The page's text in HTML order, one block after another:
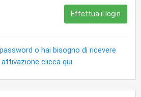
Effettua il login
o hai bisogno di ricevere
clicca qui